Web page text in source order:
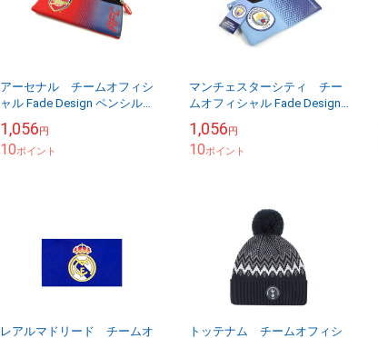
アーセナル チームオフィシ
ャル Fade Design ペンシルケ
1,056円
10ポイント
マンチェスターシティ チー
ムオフィシャル Fade Design
1,056円
10ポイント
レアルマドリード チームオ
トッテナム チームオフィシ